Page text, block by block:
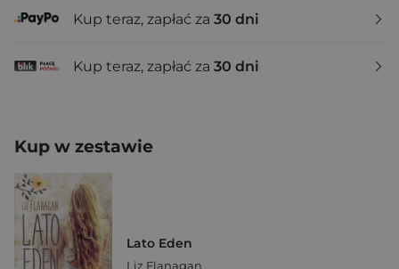
Kup teraz, zapłać za 30 dni
Kup teraz, zapłać za 30 dni
Kup w zestawie
Lato Eden
Liz Flanagan